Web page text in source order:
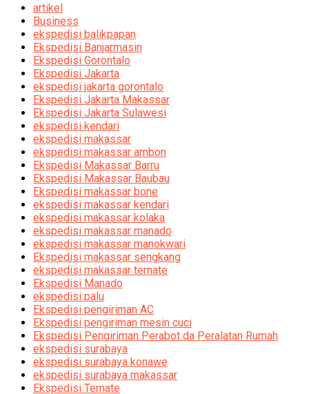
artikel
Business
ekspedisi balikpapan
Ekspedisi Banjarmasin
Ekspedisi Gorontalo
Ekspedisi Jakarta
ekspedisi jakarta gorontalo
Ekspedisi Jakarta Makassar
Ekspedisi Jakarta Sulawesi
ekspedisi kendari
ekspedisi makassar
ekspedisi makassar ambon
Ekspedisi Makassar Barru
Ekspedisi Makassar Baubau
Ekspedisi makassar bone
ekspedisi makassar kendari
ekspedisi makassar kolaka
ekspedisi makassar manado
ekspedisi makassar manokwari
Ekspedisi makassar sengkang
ekspedisi makassar ternate
Ekspedisi Manado
ekspedisi palu
Ekspedisi pengiriman AC
Ekspedisi pengiriman mesin cuci
Ekspedisi Pengiriman Perabot da Peralatan Rumah
ekspedisi surabaya
ekspedisi surabaya konawe
ekspedisi surabaya makassar
Ekspedisi Ternate